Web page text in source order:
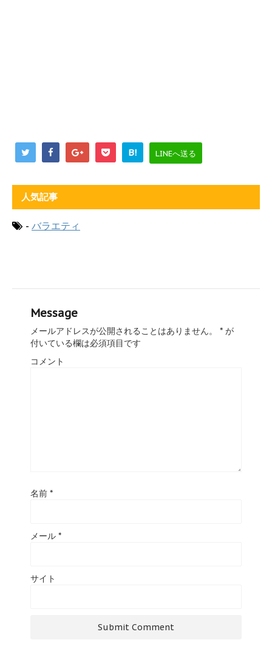
B! LINEへ送る
人気記事
- バラエティ
Message
メールアドレスが公開されることはありません。 * が
付いている欄は必須項目です
コメント
名前 *
メール *
サイト